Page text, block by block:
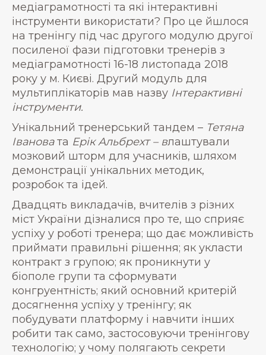
медіаграмотності та які інтерактивні
інструменти використати? Про це йшлося
на тренінгу під час другого модулю другої
посиленої фази підготовки тренерів з
медіаграмотності 16-18 листопада 2018
року у м. Києві. Другий модуль для
мультиплікаторів мав назву Інтерактивні
інструменти.
Унікальний тренерський тандем – Тетяна
Івановата Ерік Альбрехт – влаштували
мозковий шторм для учасників, шляхом
демонстрації унікальних методик,
розробок та ідей.
Двадцять викладачів, вчителів з різних
міст України дізналися про те, що сприяє
успіху у роботі тренера; що дає можливість
приймати правильні рішення; як укласти
контракт з групою; як проникнути у
біополе групи та сформувати
конгруентність; який основний критерій
досягнення успіху у тренінгу; як
побудувати платформу і навчити інших
робити так само, застосовуючи тренінгову
технологію; у чому полягають секрети